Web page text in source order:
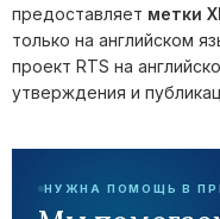
предоставляет метки
только на английском
проект RTS на
утверждения и
НУЖНА ПОМОЩЬ В